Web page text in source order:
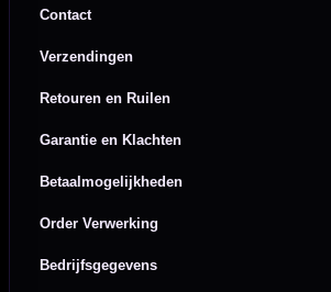
Contact
Verzendingen
Retouren en Ruilen
Garantie en Klachten
Betaalmogelijkheden
Order Verwerking
Bedrijfsgegevens